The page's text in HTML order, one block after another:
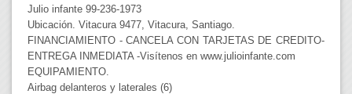
Julio infante 99-236-1973
Ubicación. Vitacura 9477, Vitacura, Santiago.
FINANCIAMIENTO - CANCELA CON TARJETAS DE CREDITO-
ENTREGA INMEDIATA -Visítenos en www.julioinfante.com
EQUIPAMIENTO.
Airbag delanteros y laterales (6)